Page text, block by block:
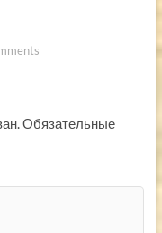
Обязательные